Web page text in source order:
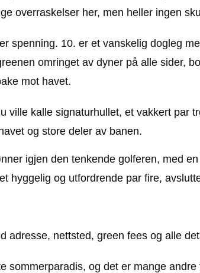
overraskelser her, men heller ingen
spenning. 10. er et vanskelig dogleg
omringet av dyner på alle sider,
mot havet.
ville kalle signaturhullet, et vakkert par
og store deler av banen.
igjen den tenkende golferen, med
hyggelig og utfordrende par fire,
adresse, nettsted, green fees og alle
sommerparadis, og det er mange